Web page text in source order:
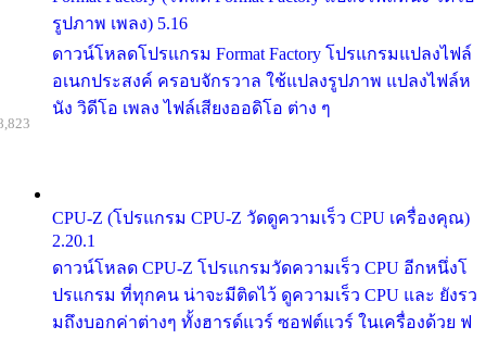
รูปภาพ เพลง) 5.16
ดาวน์โหลดโปรแกรม Format Factory โปรแกรมแปลงไฟล์
อเนกประสงค์ ครอบจักรวาล ใช้แปลงรูปภาพ แปลงไฟล์ห
นัง วิดีโอ เพลง ไฟล์เสียงออดิโอ ต่าง ๆ
CPU-Z (โปรแกรม CPU-Z วัดดูความเร็ว CPU เครื่องคุณ)
2.20.1
ดาวน์โหลด CPU-Z โปรแกรมวัดความเร็ว CPU อีกหนึ่งโ
ปรแกรม ที่ทุกคน น่าจะมีติดไว้ ดูความเร็ว CPU และ ยังรว
มถึงบอกค่าต่างๆ ทั้งฮารด์แวร์ ซอฟต์แวร์ ในเครื่องด้วย ฟ